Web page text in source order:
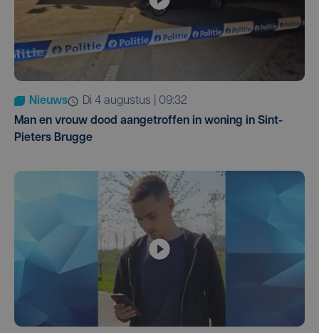
Nieuws
di 4 augustus | 09:32
Man en vrouw dood aangetroffen in woning in Sint-
Pieters Brugge